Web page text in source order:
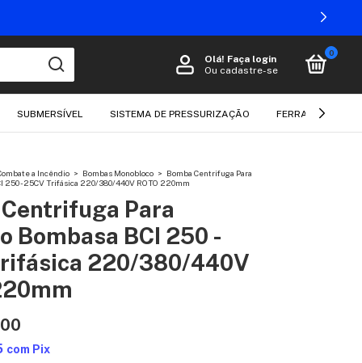
Olá! Faça login
Ou cadastre-se
0
SUBMERSÍVEL SISTEMA DE PRESSURIZAÇÃO FERRAMENTAS
a Incêndio > Bombas Monobloco > Bomba Centrifuga Para
250 - 25CV Trifásica 220/380/440V ROTO 220mm
Para
Bombasa BCI 250 -
220/380/440V
com Pix